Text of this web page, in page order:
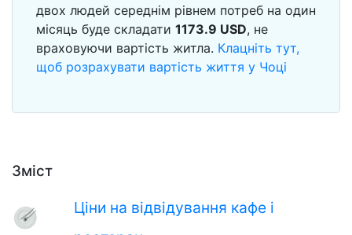
Зміст
Ціни на відвідування кафе і
двох людей середнім рівнем потреб на один
місяць буде складати 1173.9 USD, не
враховуючи вартість житла. Клацніть тут,
щоб розрахувати вартість життя у Чоці